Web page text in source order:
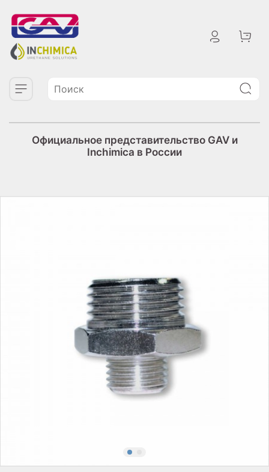
Официальное представительство GAV и
Inchimica в России